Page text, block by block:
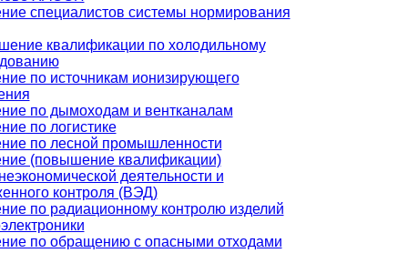
специалистов системы нормирования
квалификации по холодильному
по источникам ионизирующего
по дымоходам и вентканалам
по логистике
по лесной промышленности
(повышение квалификации)
деятельности и
контроля (ВЭД)
по радиационному контролю изделий
по обращению с опасными отходами